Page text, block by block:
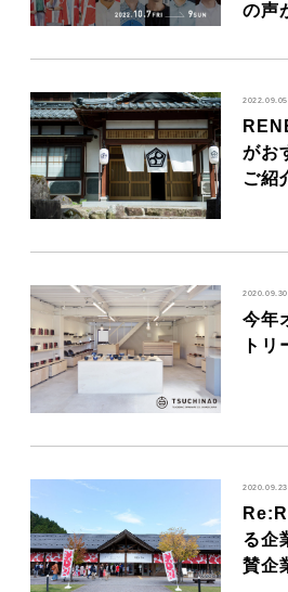
の声
2022.09.05
がお
ご紹
2020.09.30
今年
ト
2020.09.23
る企
賛企